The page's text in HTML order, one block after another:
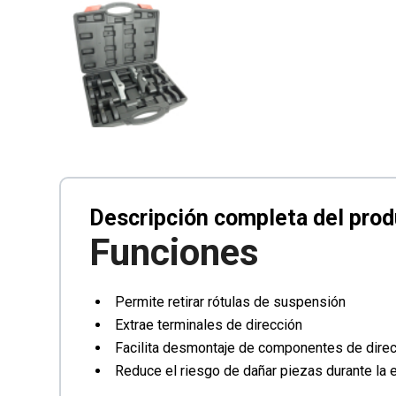
Funciones
Permite retirar rótulas de suspensión
Extrae terminales de dirección
Facilita desmontaje de componentes de
Reduce el riesgo de dañar piezas durante la